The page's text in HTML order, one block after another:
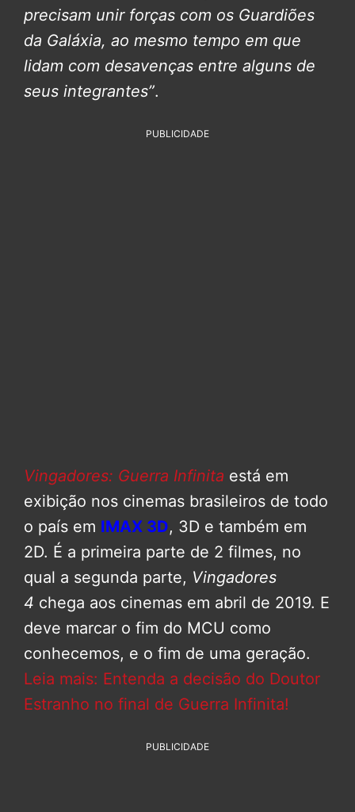
precisam unir forças com os Guardiões
da Galáxia, ao mesmo tempo em que
lidam com desavenças entre alguns de
seus integrantes”.
PUBLICIDADE
Vingadores: Guerra Infinita está em
exibição nos cinemas brasileiros de todo
o país em IMAX 3D, 3D e também em
2D. É a primeira parte de 2 filmes, no
qual a segunda parte, Vingadores
4 chega aos cinemas em abril de 2019. E
deve marcar o fim do MCU como
conhecemos, e o fim de uma geração.
Leia mais: Entenda a decisão do Doutor
Estranho no final de Guerra Infinita!
PUBLICIDADE